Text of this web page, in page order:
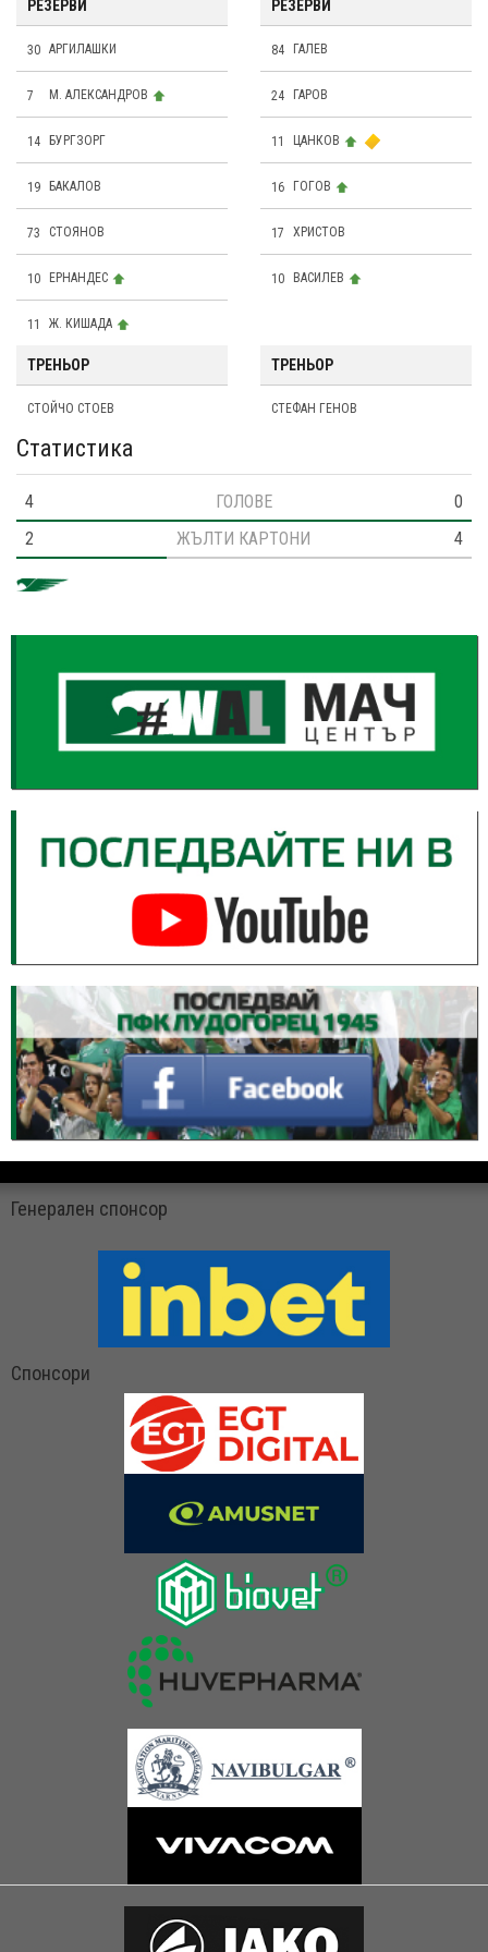
РЕЗЕРВИ
30 АРГИЛАШКИ
7 М. АЛЕКСАНДРОВ
14 БУРГЗОРГ
19 БАКАЛОВ
73 СТОЯНОВ
10 ЕРНАНДЕС
11 Ж. КИШАДА
РЕЗЕРВИ
84 ГАЛЕВ
24 ГАРОВ
11 ЦАНКОВ
16 ГОГОВ
17 ХРИСТОВ
10 ВАСИЛЕВ
ТРЕНЬОР
СТОЙЧО СТОЕВ
ТРЕНЬОР
СТЕФАН ГЕНОВ
Статистика
4 ГОЛОВЕ
0
2
ЖЪЛТИ КАРТОНИ 4
Генерален спонсор
Спонсори